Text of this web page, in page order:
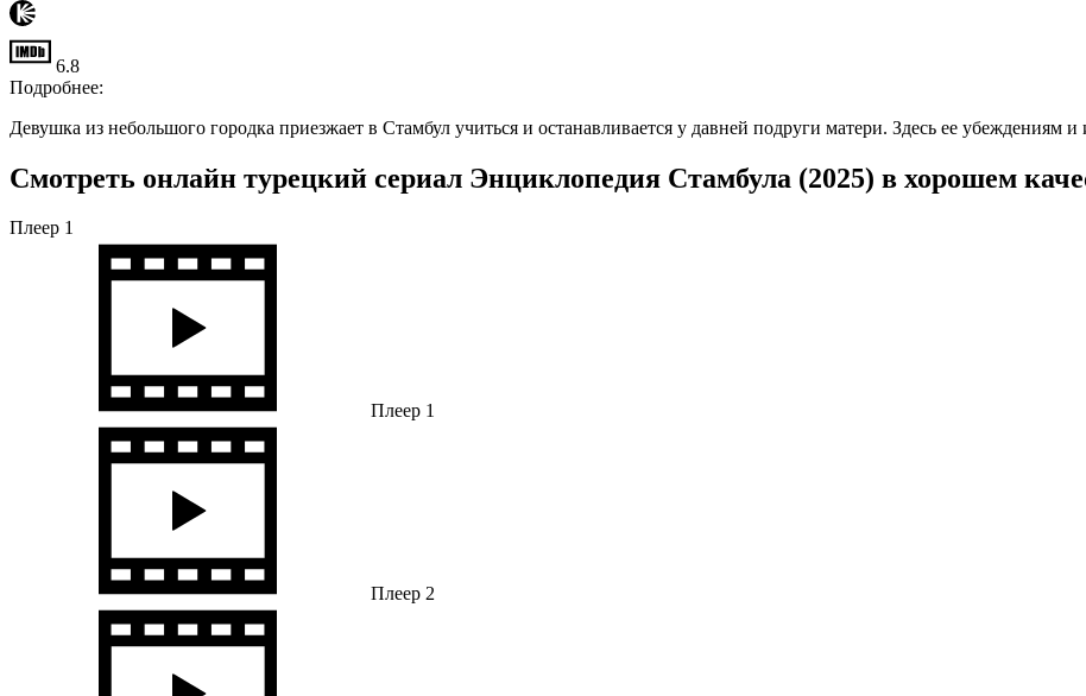
6.8
Подробнее:
Девушка из небольшого городка приезжает в Стамбул учиться и останавливается у давней подруги матери. Здесь ее убеждениям
Смотреть онлайн турецкий сериал Энциклопедия Стамбула (2025) в хорошем
Плеер 1
Плеер 1
Плеер 2